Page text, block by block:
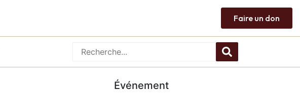
Faire un don
Événement